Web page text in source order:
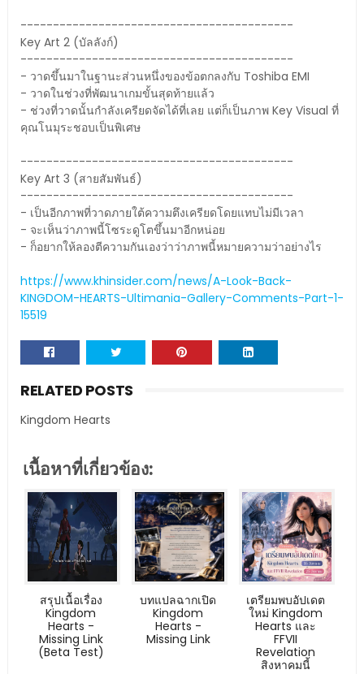
------------------------------------------
Key Art 2 (บัลลังก์)
------------------------------------------
- วาดขึ้นมาในฐานะส่วนหนึ่งของข้อตกลงกับ Toshiba EMI
- วาดในช่วงที่พัฒนาเกมขั้นสุดท้ายแล้ว
- ช่วงที่วาดนั้นกำลังเครียดจัดได้ที่เลย แต่ก็เป็นภาพ Key Visual ที่
คุณโนมุระชอบเป็นพิเศษ
------------------------------------------
Key Art 3 (สายสัมพันธ์)
------------------------------------------
- เป็นอีกภาพที่วาดภายใต้ความตึงเครียดโดยแทบไม่มีเวลา
- จะเห็นว่าภาพนี้โซระดูโตขึ้นมาอีกหน่อย
- ก็อยากให้ลองตีความกันเองว่าว่าภาพนี้หมายความว่าอย่างไร
https://www.khinsider.com/news/A-Look-Back-
KINGDOM-HEARTS-Ultimania-Gallery-Comments-Part-1-
15519
RELATED POSTS
Kingdom Hearts
เนื้อหาที่เกี่ยวข้อง:
สรุปเนื้อเรื่อง
Kingdom
Hearts -
Missing Link
(Beta Test)
บทแปลฉากเปิด
Kingdom
Hearts -
Missing Link
เตรียมพบอัปเดต
ใหม่ Kingdom
Hearts และ
FFVII
Revelation
สิงหาคมนี้